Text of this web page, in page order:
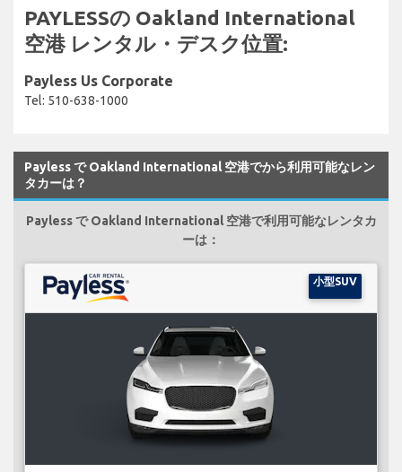
PAYLESSの Oakland International
空港 レンタル・デスク位置:
Payless Us Corporate
Tel: 510-638-1000
Payless で Oakland International 空港でから利用可能なレン
タカーは？
Payless で Oakland International 空港で利用可能なレンタカ
ーは：
小型SUV